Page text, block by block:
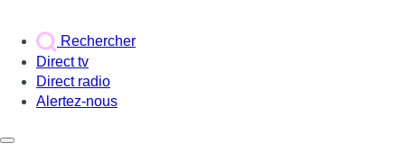
Rechercher
Direct tv
Direct radio
Alertez-nous